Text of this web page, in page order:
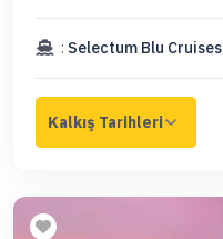
: Selectum Blu Cruises